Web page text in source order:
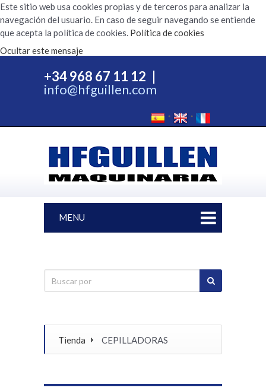
Este sitio web usa cookies propias y de terceros para analizar la
navegación del usuario. En caso de seguir navegando se entiende
que acepta la política de cookies. Política de cookies
Ocultar este mensaje
+34 968 67 11 12
info@hfguillen.com
MENU
Tienda CEPILLADORAS